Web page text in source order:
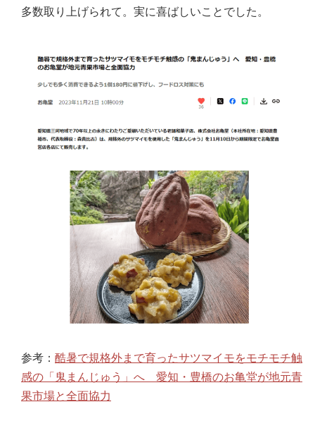
多数取り上げられて。実に喜ばしいことでした。
参考： 酷暑で規格外まで育ったサツマイモをモチモチ触
感の「鬼まんじゅう」へ 愛知・豊橋のお亀堂が地元青
果市場と全面協力